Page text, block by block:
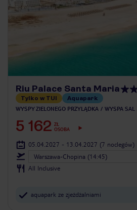
Riu Palace Santa Maria
Tylko w TUI Aquapark
WYSPY ZIELONEGO PRZYLĄDKA WYSPA SAL
5 162 ZŁ
OSOBA
05.04.2027 - 13.04.2027 (7 noclegów)
Warszawa-Chopina (14:45)
All Inclusive
aquapark ze zjeżdżalniami